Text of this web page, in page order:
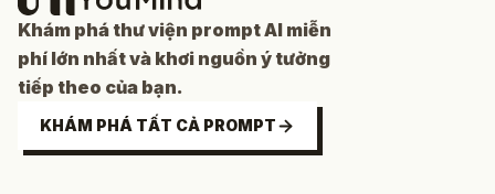
Khám phá thư viện prompt AI miễn
phí lớn nhất và khơi nguồn ý tưởng
tiếp theo của bạn.
KHÁM PHÁ TẤT CẢ PROMPT